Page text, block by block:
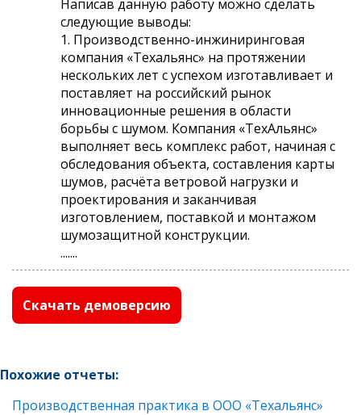
Написав данную работу можно сделать
следующие выводы:
1. Производственно-инжиниринговая
компания «Техальянс» на протяжении
нескольких лет с успехом изготавливает и
поставляет на российский рынок
инновационные решения в области
борьбы с шумом. Компания «ТехАльянс»
выполняет весь комплекс работ, начиная с
обследования объекта, составления карты
шумов, расчёта ветровой нагрузки и
проектирования и заканчивая
изготовлением, поставкой и монтажом
шумозащитной конструкции.
.......
Скачать демоверсию
Похожие отчеты:
Производственная практика в ООО «Техальянс»